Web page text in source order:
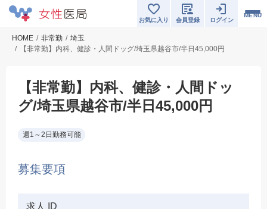
MENU
お気に入り 会員登録 ログイン
HOME 非常勤
埼玉
【非常勤】内科、健診・人間ドッグ/埼玉県越谷市/半日45,000円
【非常勤】内科、健診・人間ドッ
グ/埼玉県越谷市/半日45,000円
週1～2日勤務可能
募集要項
求人 ID